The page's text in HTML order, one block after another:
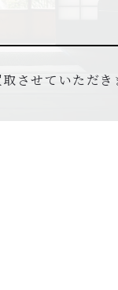
させていただき